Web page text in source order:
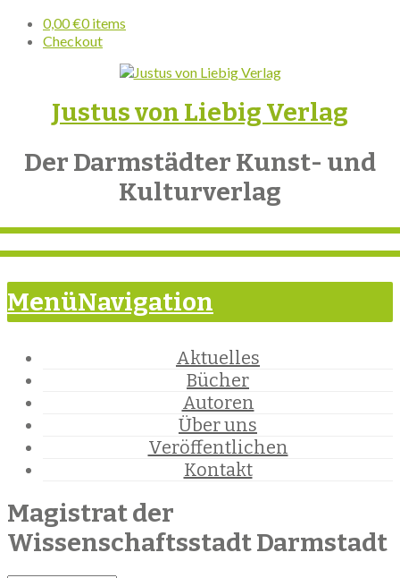
0,00€0 items
Checkout
Justus von Liebig Verlag
Der Darmstädter Kunst- und
Kulturverlag
MenüNavigation
Aktuelles
Bücher
Autoren
Über uns
Veröffentlichen
Kontakt
Magistrat der
Wissenschaftsstadt Darmstadt